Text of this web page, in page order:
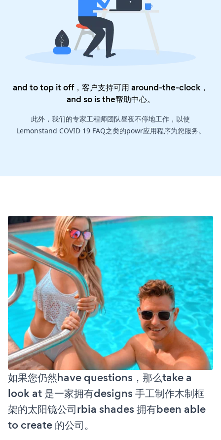
and to top it off，客户支持可用 around-the-clock，
and so is the帮助中心。
此外，我们的专家工程师团队昼夜不停地工作，以使
Lemonstand COVID 19 FAQ之类的powr应用程序为您服务。
如果您仍然have questions，那么take a
look at 是一家拥有designs 手工制作木制框
架的太阳镜公司rbia shades 拥有been able
to create 的公司。